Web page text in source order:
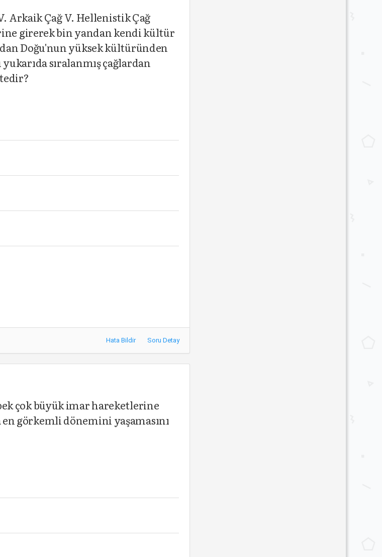
Arkaik Çağ V. Hellenistik Çağ
girerek bin yandan kendi kültür
Doğu'nun yüksek kültüründen
sıralanmış çağlardan
Hata Bildir Soru Detay
çok büyük imar hareketlerine
görkemli dönemini yaşamasını